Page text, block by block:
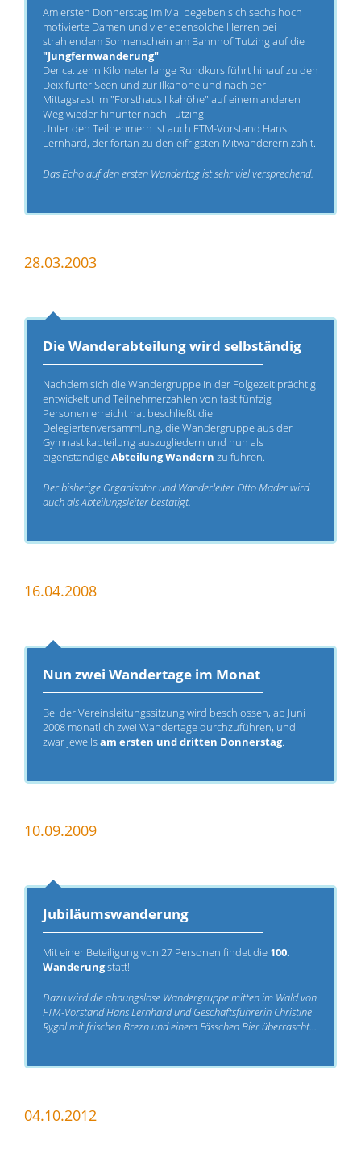
Am ersten Donnerstag im Mai begeben sich sechs hoch
motivierte Damen und vier ebensolche Herren bei
strahlendem Sonnenschein am Bahnhof Tutzing auf die
"Jungfernwanderung".
Der ca. zehn Kilometer lange Rundkurs führt hinauf zu den
Deixlfurter Seen und zur Ilkahöhe und nach der
Mittagsrast im "Forsthaus Ilkahöhe" auf einem anderen
Weg wieder hinunter nach Tutzing.
Unter den Teilnehmern ist auch FTM-Vorstand Hans
Lernhard, der fortan zu den eifrigsten Mitwanderern zählt.
Das Echo auf den ersten Wandertag ist sehr viel versprechend.
28.03.2003
Die Wanderabteilung wird selbständig
Nachdem sich die Wandergruppe in der Folgezeit prächtig
entwickelt und Teilnehmerzahlen von fast fünfzig
Personen erreicht hat beschließt die
Delegiertenversammlung, die Wandergruppe aus der
Gymnastikabteilung auszugliedern und nun als
eigenständigeAbteilung Wandern zu führen.
Der bisherige Organisator und Wanderleiter Otto Mader wird
auch als Abteilungsleiter bestätigt.
16.04.2008
Nun zwei Wandertage im Monat
Bei der Vereinsleitungssitzung wird beschlossen, ab Juni
2008 monatlich zwei Wandertage durchzuführen, und
zwar jeweilsam ersten und dritten Donnerstag.
10.09.2009
Jubiläumswanderung
Mit einer Beteiligung von 27 Personen findet die 100.
Wanderungstatt!
Dazu wird die ahnungslose Wandergruppe mitten im Wald von
FTM-Vorstand Hans Lernhard und Geschäftsführerin Christine
Rygol mit frischen Brezn und einem Fässchen Bier überrascht...
04.10.2012